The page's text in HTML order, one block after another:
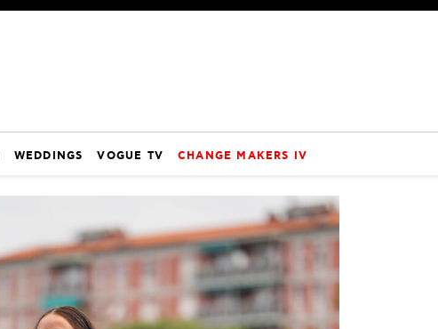
WEDDINGS VOGUE TV CHANGE MAKERS IV